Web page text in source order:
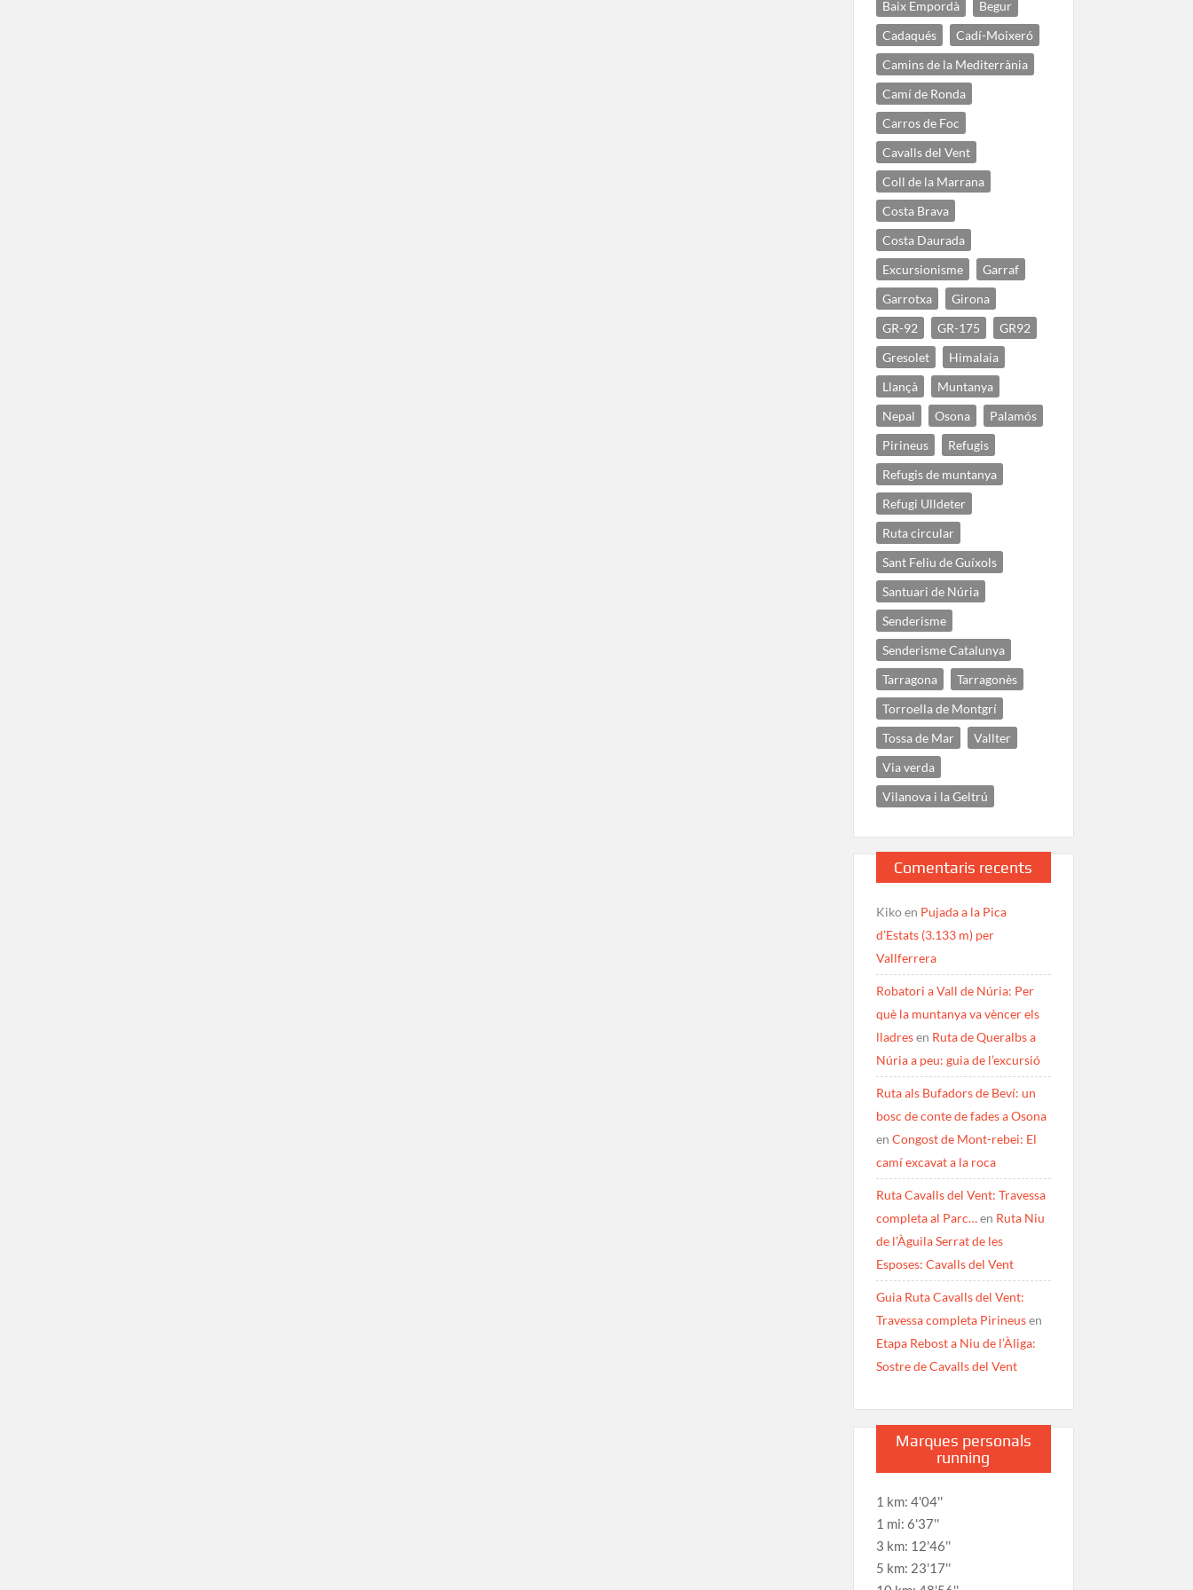
Baix Empordà
Begur
Cadaqués
Cadí-Moixeró
Camins de la Mediterrània
Camí de Ronda
Carros de Foc
Cavalls del Vent
Coll de la Marrana
Costa Brava
Costa Daurada
Excursionisme
Garraf
Garrotxa
Girona
GR-92
GR-175
GR92
Gresolet
Himalaia
Llançà
Muntanya
Nepal
Osona
Palamós
Pirineus
Refugis
Refugis de muntanya
Refugi Ulldeter
Ruta circular
Sant Feliu de Guíxols
Santuari de Núria
Senderisme
Senderisme Catalunya
Tarragona
Tarragonès
Torroella de Montgrí
Tossa de Mar
Vallter
Via verda
Vilanova i la Geltrú
Comentaris recents
Kikoen Pujada a la Pica
d’Estats (3.133 m) per
Vallferrera
Robatori a Vall de Núria: Per
què la muntanya va vèncer els
lladresen Ruta de Queralbs a
Núria a peu: guia de l’excursió
Ruta als Bufadors de Beví: un
bosc de conte de fades a Osona
en Congost de Mont-rebei: El
camí excavat a la roca
Ruta Cavalls del Vent: Travessa
completa al Parc…en Ruta Niu
de l’Àguila Serrat de les
Esposes: Cavalls del Vent
Guia Ruta Cavalls del Vent:
Travessa completa Pirineusen
Etapa Rebost a Niu de l’Àliga:
Sostre de Cavalls del Vent
Marques personals
running
1 km: 4'04''
1 mi: 6'37''
3 km: 12'46''
5 km: 23'17''